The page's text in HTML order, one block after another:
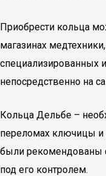
Приобрести кольца
магазинах
специализированных
непосредственно на
Кольца Дельбе –
переломах ключицы и
были рекомендованы
под его контролем.